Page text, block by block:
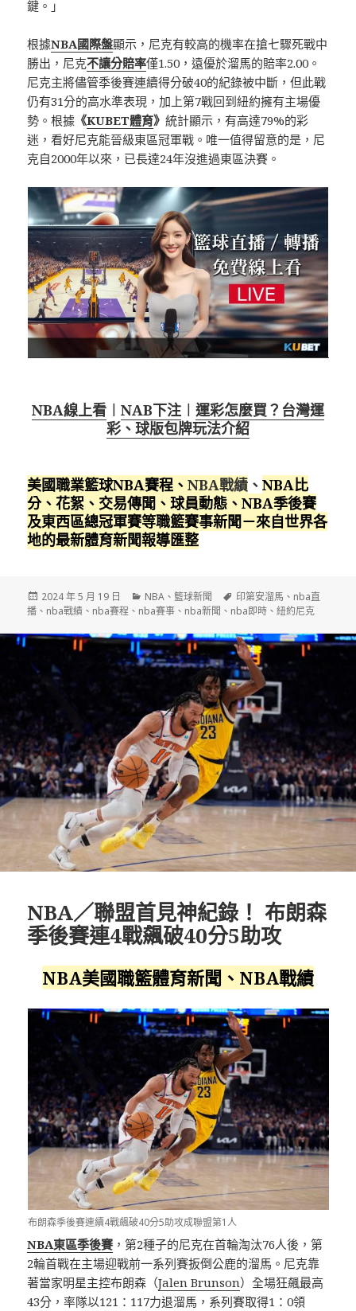
鍵。」
根據NBA國際盤顯示，尼克有較高的機率在搶七驟死戰中
勝出，尼克不讓分賠率僅1.50，遠優於溜馬的賠率2.00。
尼克主將儘管季後賽連續得分破40的紀錄被中斷，但此戰
仍有31分的高水準表現，加上第7戰回到紐約擁有主場優
勢。根據 《KUBET體育》統計顯示，有高達79%的彩
迷，看好尼克能晉級東區冠軍戰。唯一值得留意的是，尼
克自2000年以來，已長達24年沒進過東區決賽。
NBA線上看 ︱ NAB下注 ︱ 運彩怎麼買？台灣運
彩、球版包牌玩法介紹
美國職業籃球NBA賽程 、NBA戰績 、NBA比
分、花絮、交易傳聞、球員動態、NBA季後賽
及東西區總冠軍賽等職籃賽事新聞－來自世界各
地的最新體育新聞報導匯整
發
佈
期:
2024 年 5 月 19 日
分
類
NBA 、籃球新聞
標
籤
印第安溜馬 、 nba直
播 、 nba戰績 、 nba賽程 、 nba賽事 、 nba新聞 、 nba即時 、紐約尼克
NBA／聯盟首見神紀錄！ 布朗森
季後賽連4戰飆破40分5助攻
NBA美國職籃體育新聞、NBA戰績
布朗森季後賽連續4戰飆破40分5助攻成聯盟第1人
NBA東區季後賽，第2種子的尼克在首輪淘汰76人後，第
2輪首戰在主場迎戰前一系列賽扳倒公鹿的溜馬。尼克靠
著當家明星主控布朗森（Jalen Brunson）全場狂飆最高
43分，率隊以121：117力退溜馬，系列賽取得1：0領